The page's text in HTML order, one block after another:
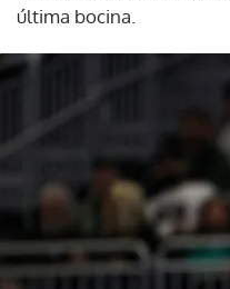
última bocina.